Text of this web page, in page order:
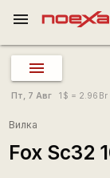
menu
Пт, 7 Авг 1 $ = 2.96 Br
Вилка
Fox Sc32